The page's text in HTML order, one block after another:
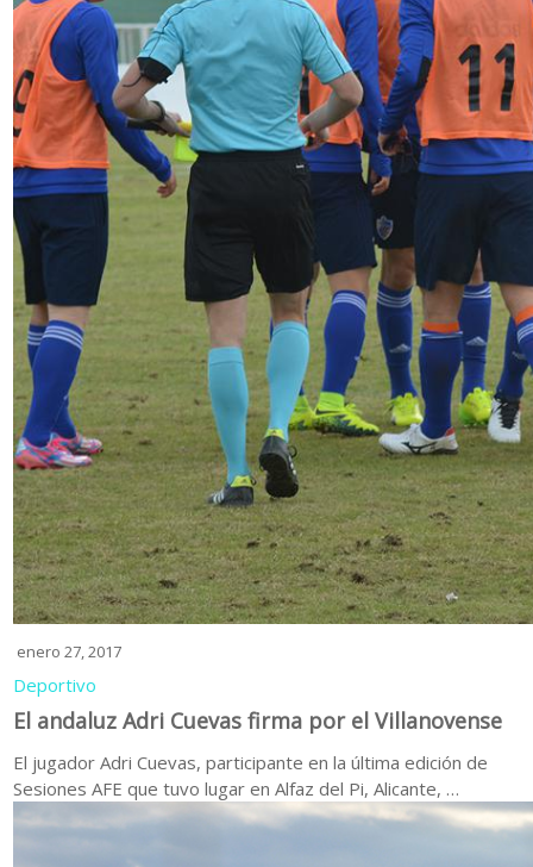
enero 27, 2017
Deportivo
El andaluz Adri Cuevas firma por el Villanovense
El jugador Adri Cuevas, participante en la última edición de
Sesiones AFE que tuvo lugar en Alfaz del Pi, Alicante, …